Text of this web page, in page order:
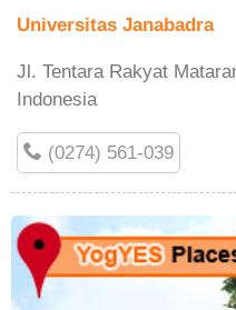
Universitas Janabadra
Jl. Tentara Rakyat
Indonesia
(0274) 561-039